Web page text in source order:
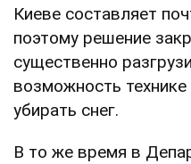
Киеве составляет
поэтому решение
существенно
возможность
убирать снег.
В то же время в